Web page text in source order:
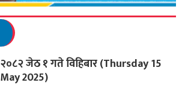
२०८२ जेठ १ गते विहिबार (Thursday 15
May 2025)